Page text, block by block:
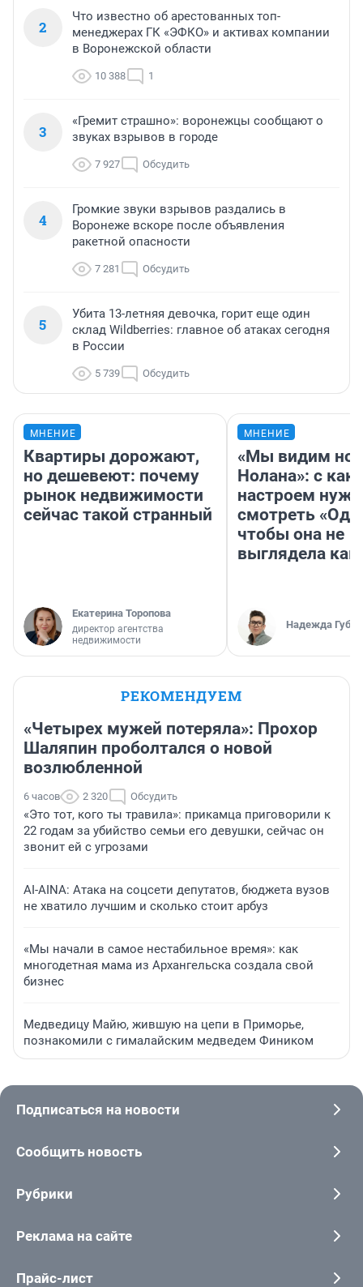
2
Что известно об арестованных топ-
менеджерах ГК «ЭФКО» и активах компании
в Воронежской области
10 388 1
3
«Гремит страшно»: воронежцы сообщают о
звуках взрывов в городе
7 927 Обсудить
4
Громкие звуки взрывов раздались в
Воронеже вскоре после объявления
ракетной опасности
7 281 Обсудить
5
Убита 13-летняя девочка, горит еще один
склад Wildberries: главное об атаках сегодня
в России
5 739 Обсудить
МНЕНИЕ
Квартиры дорожают,
но дешевеют: почему
рынок недвижимости
сейчас такой странный
Екатерина Торопова
директор агентства
недвижимости
МНЕНИЕ
«Мы видим
Нолана»: с
настроем
смотреть
чтобы она не
выглядела как
Надежда
РЕКОМЕНДУЕМ
«Четырех мужей потеряла»: Прохор
Шаляпин проболтался о новой
возлюбленной
6 часов 2 320 Обсудить
«Это тот, кого ты травила»: прикамца приговорили к
22 годам за убийство семьи его девушки, сейчас он
звонит ей с угрозами
AI-AINA: Атака на соцсети депутатов, бюджета вузов
не хватило лучшим и сколько стоит арбуз
«Мы начали в самое нестабильное время»: как
многодетная мама из Архангельска создала свой
бизнес
Медведицу Майю, жившую на цепи в Приморье,
познакомили с гималайским медведем Фиником
Подписаться на новости
Сообщить новость
Рубрики
Реклама на сайте
Прайс-лист